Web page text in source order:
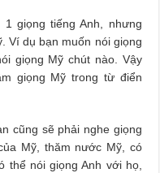
giọng tiếng Anh, nhưng
Ví dụ bạn muốn nói giọng
giọng Mỹ chút nào. Vậy
giọng Mỹ trong từ điển
cũng sẽ phải nghe giọng
Mỹ, thăm nước Mỹ, có
thể nói giọng Anh với họ,